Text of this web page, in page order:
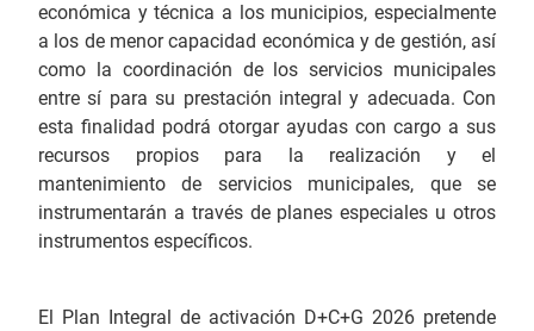
económica y técnica a los municipios, especialmente
a los de menor capacidad económica y de gestión, así
como la coordinación de los servicios municipales
entre sí para su prestación integral y adecuada. Con
esta finalidad podrá otorgar ayudas con cargo a sus
recursos propios para la realización y el
mantenimiento de servicios municipales, que se
instrumentarán a través de planes especiales u otros
instrumentos específicos.
El Plan Integral de activación D+C+G 2026 pretende